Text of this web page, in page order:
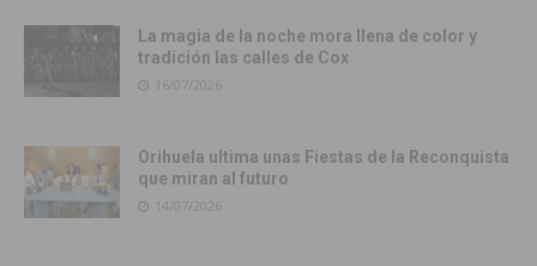
La magia de la noche mora llena de color y
tradición las calles de Cox
16/07/2026
Orihuela ultima unas Fiestas de la Reconquista
que miran al futuro
14/07/2026